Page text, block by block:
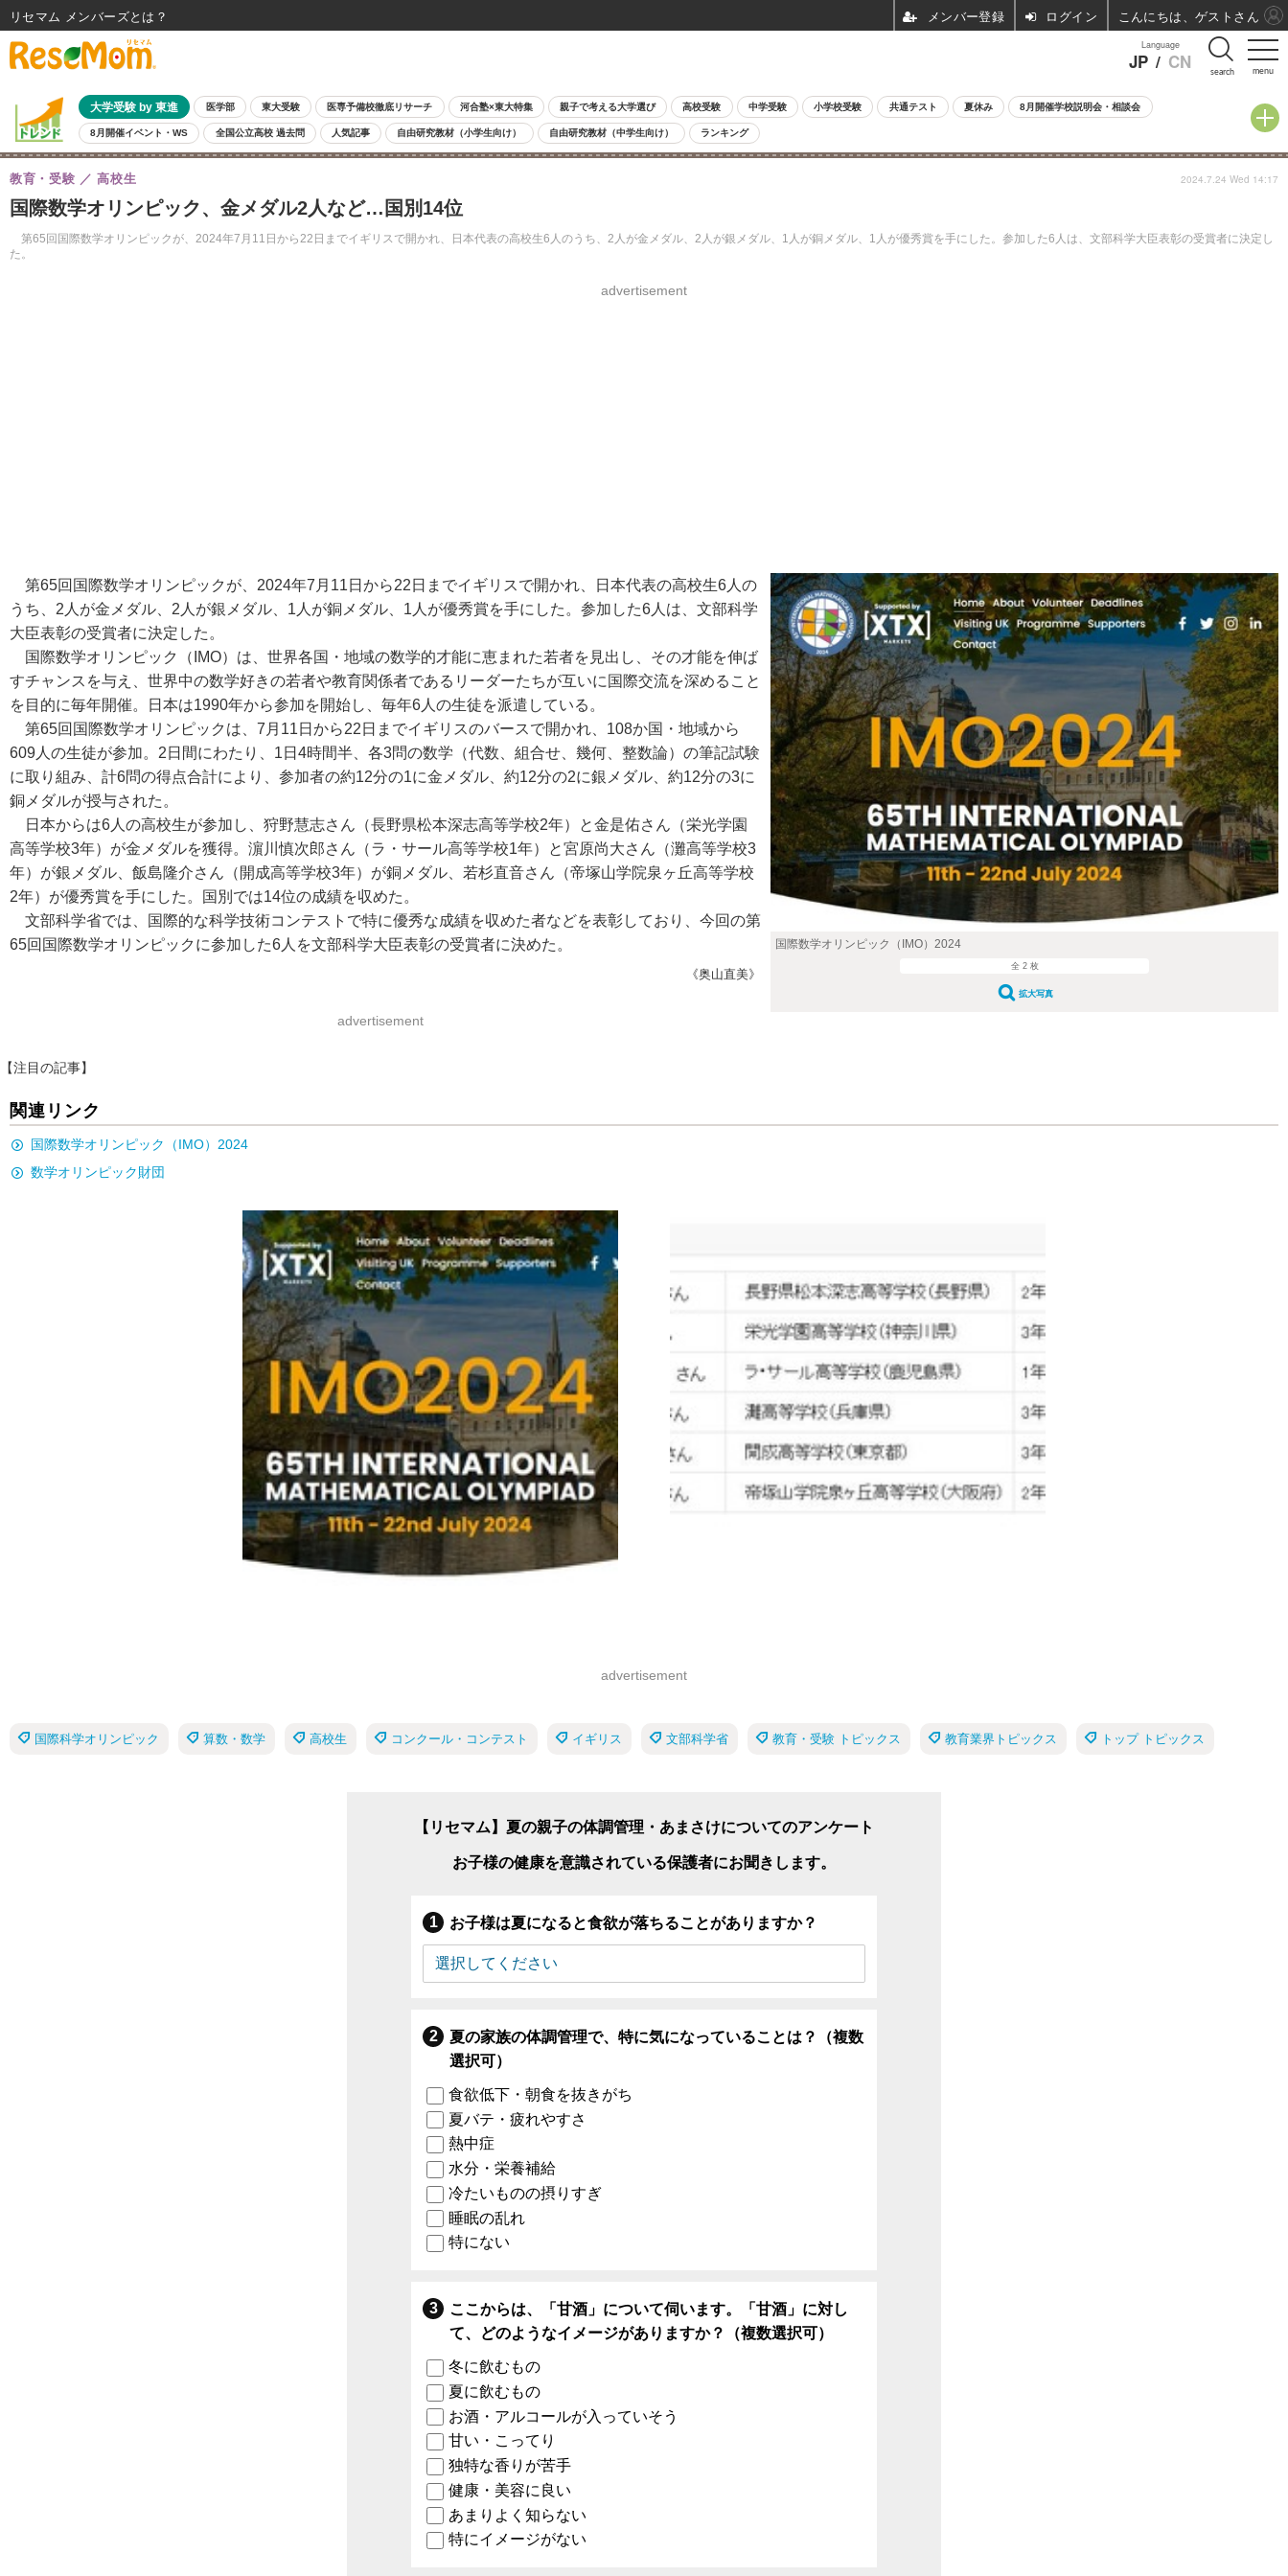
menu
Language
JP / CN search
大学受験 by 東進 医学部 東大受験 医専予備校徹底リサーチ 河合塾×東大特集 親子で考える大学選び 高校受験 中学受験 小学校受験 共通テスト 夏休み 8月開催学校説明会・相談会
8月開催イベント・WS 全国公立高校 過去問 人気記事 自由研究教材（小学生向け） 自由研究教材（中学生向け） ランキング
国際数学オリンピック、金メダル2人など…国別14位
第65回国際数学オリンピックが、2024年7月11日から22日までイギリスで開かれ、日本代表の高校生6人のうち、2人が金メダル、2人が銀メダル、1人が銅メダル、1人が優秀賞を手にした。参加した6人は、文部科学大臣表彰の受賞者に決定し
た。
教育・受験 高校生
advertisement
2024.7.24 Wed 14:17
国際数学オリンピック（IMO）2024
全 2 枚
拡大写真
第65回国際数学オリンピックが、2024年7月11日から22日までイギリスで開かれ、日本代表の高校生6人の
うち、2人が金メダル、2人が銀メダル、1人が銅メダル、1人が優秀賞を手にした。参加した6人は、文部科学
大臣表彰の受賞者に決定した。
国際数学オリンピック（IMO）は、世界各国・地域の数学的才能に恵まれた若者を見出し、その才能を伸ば
すチャンスを与え、世界中の数学好きの若者や教育関係者であるリーダーたちが互いに国際交流を深めること
を目的に毎年開催。日本は1990年から参加を開始し、毎年6人の生徒を派遣している。
第65回国際数学オリンピックは、7月11日から22日までイギリスのバースで開かれ、108か国・地域から
609人の生徒が参加。2日間にわたり、1日4時間半、各3問の数学（代数、組合せ、幾何、整数論）の筆記試験
に取り組み、計6問の得点合計により、参加者の約12分の1に金メダル、約12分の2に銀メダル、約12分の3に
銅メダルが授与された。
日本からは6人の高校生が参加し、狩野慧志さん（長野県松本深志高等学校2年）と金是佑さん（栄光学園
高等学校3年）が金メダルを獲得。濵川慎次郎さん（ラ・サール高等学校1年）と宮原尚大さん（灘高等学校3
年）が銀メダル、飯島隆介さん（開成高等学校3年）が銅メダル、若杉直音さん（帝塚山学院泉ヶ丘高等学校
2年）が優秀賞を手にした。国別では14位の成績を収めた。
文部科学省では、国際的な科学技術コンテストで特に優秀な成績を収めた者などを表彰しており、今回の第
65回国際数学オリンピックに参加した6人を文部科学大臣表彰の受賞者に決めた。
《奥山直美》
advertisement
【注目の記事】
関連リンク
国際数学オリンピック（IMO）2024
数学オリンピック財団
advertisement
国際科学オリンピック 算数・数学 高校生 コンクール・コンテスト イギリス 文部科学省 教育・受験 トピックス 教育業界トピックス トップ トピックス
【リセマム】夏の親子の体調管理・あまさけについてのアンケート
お子様の健康を意識されている保護者にお聞きします。
お子様は夏になると食欲が落ちることがありますか？
夏の家族の体調管理で、特に気になっていることは？（複数
選択可）
食欲低下・朝食を抜きがち
夏バテ・疲れやすさ
熱中症
水分・栄養補給
冷たいものの摂りすぎ
睡眠の乱れ
特にない
ここからは、「甘酒」について伺います。「甘酒」に対し
て、どのようなイメージがありますか？（複数選択可）
冬に飲むもの
夏に飲むもの
お酒・アルコールが入っていそう
甘い・こってり
独特な香りが苦手
健康・美容に良い
あまりよく知らない
特にイメージがない
リセマム メンバーズ ログイン こんにちは、ゲストさん